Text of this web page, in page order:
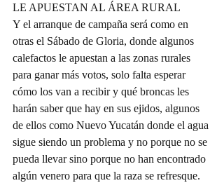
LE APUESTAN AL ÁREA RURAL
Y el arranque de campaña será como en
otras el Sábado de Gloria, donde algunos
calefactos le apuestan a las zonas rurales
para ganar más votos, solo falta esperar
cómo los van a recibir y qué broncas les
harán saber que hay en sus ejidos, algunos
de ellos como Nuevo Yucatán donde el agua
sigue siendo un problema y no porque no se
pueda llevar sino porque no han encontrado
algún venero para que la raza se refresque.